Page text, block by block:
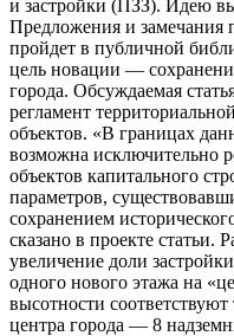
и застройки (ПЗЗ). Идею
Предложения и
пройдет в публичной
цель новации —
города. Обсуждаемая
регламент
объектов. «В границах
возможна исключительно
объектов капитального
параметров,
сохранением
сказано в проекте статьи.
увеличение доли
одного нового этажа на
высотности
центра города — 8